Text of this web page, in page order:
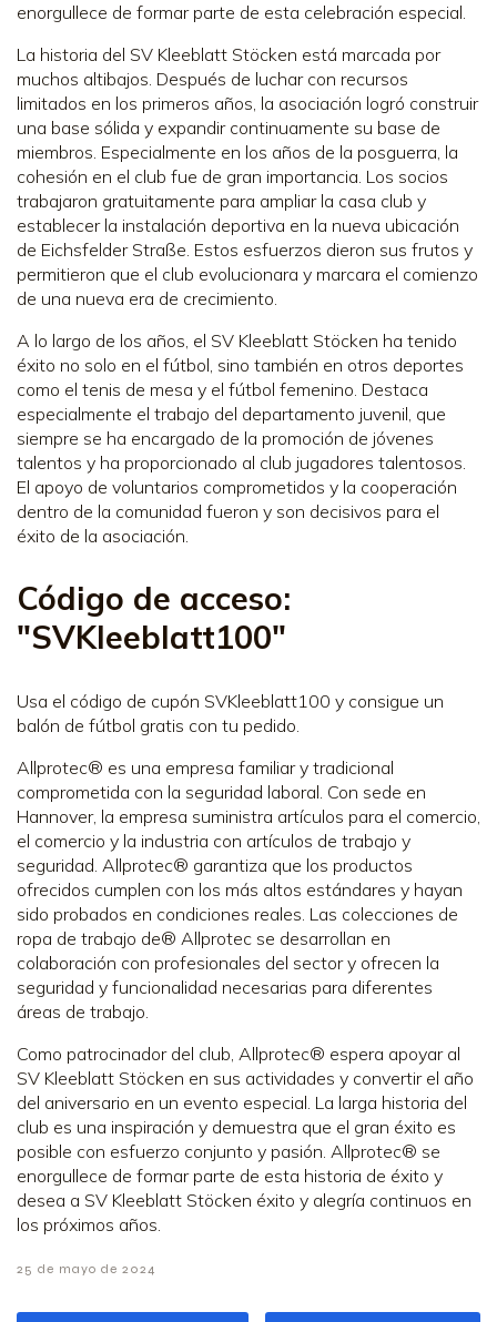
enorgullece de formar parte de esta celebración especial.
La historia del SV Kleeblatt Stöcken está marcada por
muchos altibajos. Después de luchar con recursos
limitados en los primeros años, la asociación logró construir
una base sólida y expandir continuamente su base de
miembros. Especialmente en los años de la posguerra, la
cohesión en el club fue de gran importancia. Los socios
trabajaron gratuitamente para ampliar la casa club y
establecer la instalación deportiva en la nueva ubicación
de Eichsfelder Straße. Estos esfuerzos dieron sus frutos y
permitieron que el club evolucionara y marcara el comienzo
de una nueva era de crecimiento.
A lo largo de los años, el SV Kleeblatt Stöcken ha tenido
éxito no solo en el fútbol, sino también en otros deportes
como el tenis de mesa y el fútbol femenino. Destaca
especialmente el trabajo del departamento juvenil, que
siempre se ha encargado de la promoción de jóvenes
talentos y ha proporcionado al club jugadores talentosos.
El apoyo de voluntarios comprometidos y la cooperación
dentro de la comunidad fueron y son decisivos para el
éxito de la asociación.
Código de acceso:
"SVKleeblatt100"
Usa el código de cupón SVKleeblatt100 y consigue un
balón de fútbol gratis con tu pedido.
Allprotec® es una empresa familiar y tradicional
comprometida con la seguridad laboral. Con sede en
Hannover, la empresa suministra artículos para el comercio,
el comercio y la industria con artículos de trabajo y
seguridad. Allprotec® garantiza que los productos
ofrecidos cumplen con los más altos estándares y hayan
sido probados en condiciones reales. Las colecciones de
ropa de trabajo de® Allprotec se desarrollan en
colaboración con profesionales del sector y ofrecen la
seguridad y funcionalidad necesarias para diferentes
áreas de trabajo.
Como patrocinador del club, Allprotec® espera apoyar al
SV Kleeblatt Stöcken en sus actividades y convertir el año
del aniversario en un evento especial. La larga historia del
club es una inspiración y demuestra que el gran éxito es
posible con esfuerzo conjunto y pasión. Allprotec® se
enorgullece de formar parte de esta historia de éxito y
desea a SV Kleeblatt Stöcken éxito y alegría continuos en
los próximos años.
25 de mayo de 2024